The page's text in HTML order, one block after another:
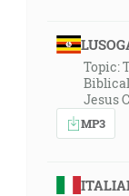
Topic:
Jesus
MP3